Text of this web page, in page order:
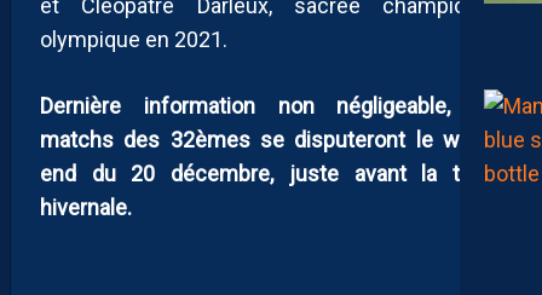
olympique en 2021.
Dernière information non négligeable, les
matchs des 32èmes se disputeront le week-
end du 20 décembre, juste avant la trêve
hivernale.